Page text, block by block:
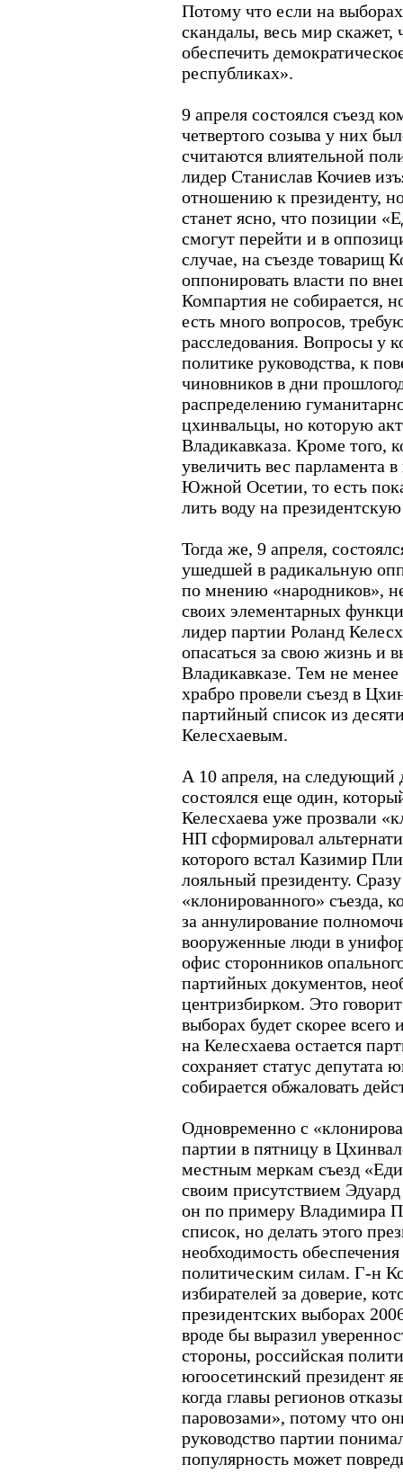
Потому что если на
скандалы, весь мир скажет,
обеспечить
республиках».
9 апреля состоялся съезд
четвертого созыва у них
считаются влиятельной
лидер Станислав Кочиев
отношению к президенту,
станет ясно, что позиции
смогут перейти и в
случае, на съезде товарищ
оппонировать власти по
Компартия не собирается,
есть много вопросов,
расследования. Вопросы у
политике руководства, к
чиновников в дни
распределению
цхинвальцы, но которую
Владикавказа. Кроме того,
увеличить вес парламента
Южной Осетии, то есть
лить воду на
Тогда же, 9 апреля,
ушедшей в радикальную
по мнению «народников»,
своих элементарных
лидер партии Роланд
опасаться за свою жизнь и
Владикавказе. Тем не
храбро провели съезд в
партийный список из
Келесхаевым.
А 10 апреля, на следующий
состоялся еще один,
Келесхаева уже прозвали
НП сформировал
которого встал Казимир
лояльный президенту.
«клонированного» съезда,
за аннулирование
вооруженные люди в
офис сторонников
партийных документов,
центризбирком. Это
выборах будет скорее
на Келесхаева остается
сохраняет статус депутата
собирается обжаловать
Одновременно с
партии в пятницу в
местным меркам съезд
своим присутствием
он по примеру Владимира
список, но делать этого
необходимость
политическим силам. Г-н
избирателей за доверие,
президентских выборах
вроде бы выразил
стороны, российская
югоосетинский президент
когда главы регионов
паровозами», потому что
руководство партии
популярность может